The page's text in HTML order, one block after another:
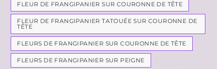
FLEUR DE FRANGIPANIER SUR COURONNE DE TÊTE
FLEUR DE FRANGIPANIER TATOUÉE SUR COURONNE DE
TÊTE
FLEURS DE FRANGIPANIER SUR COURONNE DE TÊTE
FLEURS DE FRANGIPANIER SUR PEIGNE